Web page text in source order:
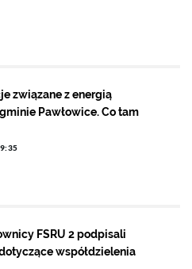
związane z energią
Pawłowice. Co tam
FSRU 2 podpisali
współdzielenia